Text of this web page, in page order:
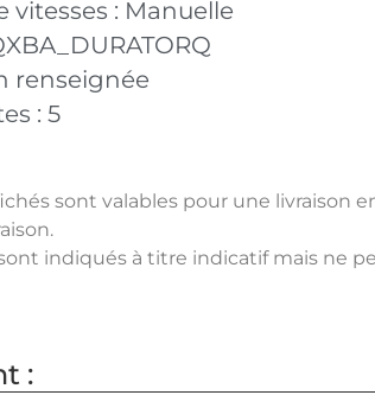
vitesses : Manuelle
renseignée
: 5
sont valables pour une livraison
indiqués à titre indicatif mais ne
: